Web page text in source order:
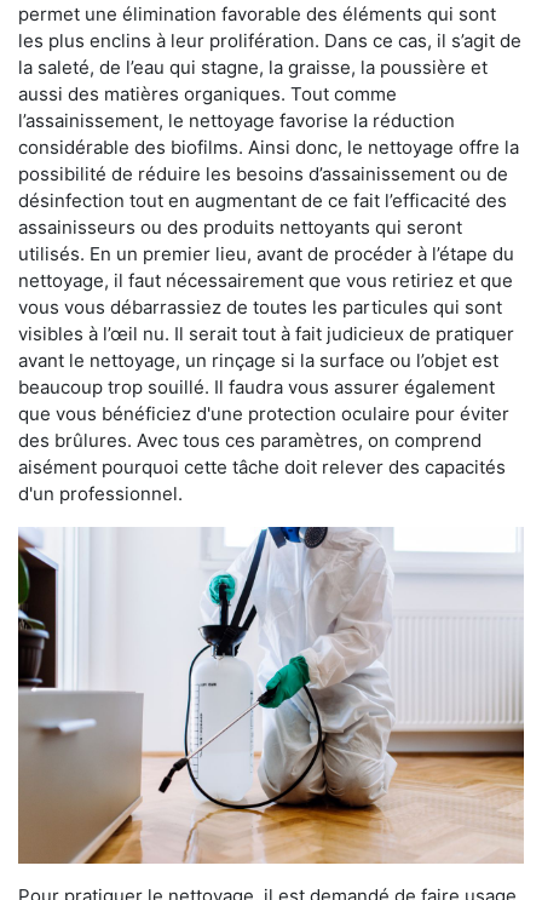
permet une élimination favorable des éléments qui sont
les plus enclins à leur prolifération. Dans ce cas, il s’agit de
la saleté, de l’eau qui stagne, la graisse, la poussière et
aussi des matières organiques. Tout comme
l’assainissement, le nettoyage favorise la réduction
considérable des biofilms. Ainsi donc, le nettoyage offre la
possibilité de réduire les besoins d’assainissement ou de
désinfection tout en augmentant de ce fait l’efficacité des
assainisseurs ou des produits nettoyants qui seront
utilisés. En un premier lieu, avant de procéder à l’étape du
nettoyage, il faut nécessairement que vous retiriez et que
vous vous débarrassiez de toutes les particules qui sont
visibles à l’œil nu. Il serait tout à fait judicieux de pratiquer
avant le nettoyage, un rinçage si la surface ou l’objet est
beaucoup trop souillé. Il faudra vous assurer également
que vous bénéficiez d'une protection oculaire pour éviter
des brûlures. Avec tous ces paramètres, on comprend
aisément pourquoi cette tâche doit relever des capacités
d'un professionnel.